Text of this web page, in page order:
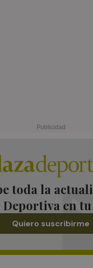
toda la
Deportiva en
Quiero suscribirme